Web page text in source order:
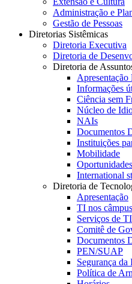
Administração e
Gestão de Pessoas
Diretorias Sistêmicas
Diretoria Executiva
Diretoria de
Diretoria de
Apresentação
Informações
Ciência sem
Núcleo de
NAIs
Documentos
Instituições
Mobilidade
Oportunidades
International
Diretoria de
Apresentação
TI nos câmpus
Serviços de TI
Comitê de
Documentos
PEN/SUAP
Segurança da
Política de